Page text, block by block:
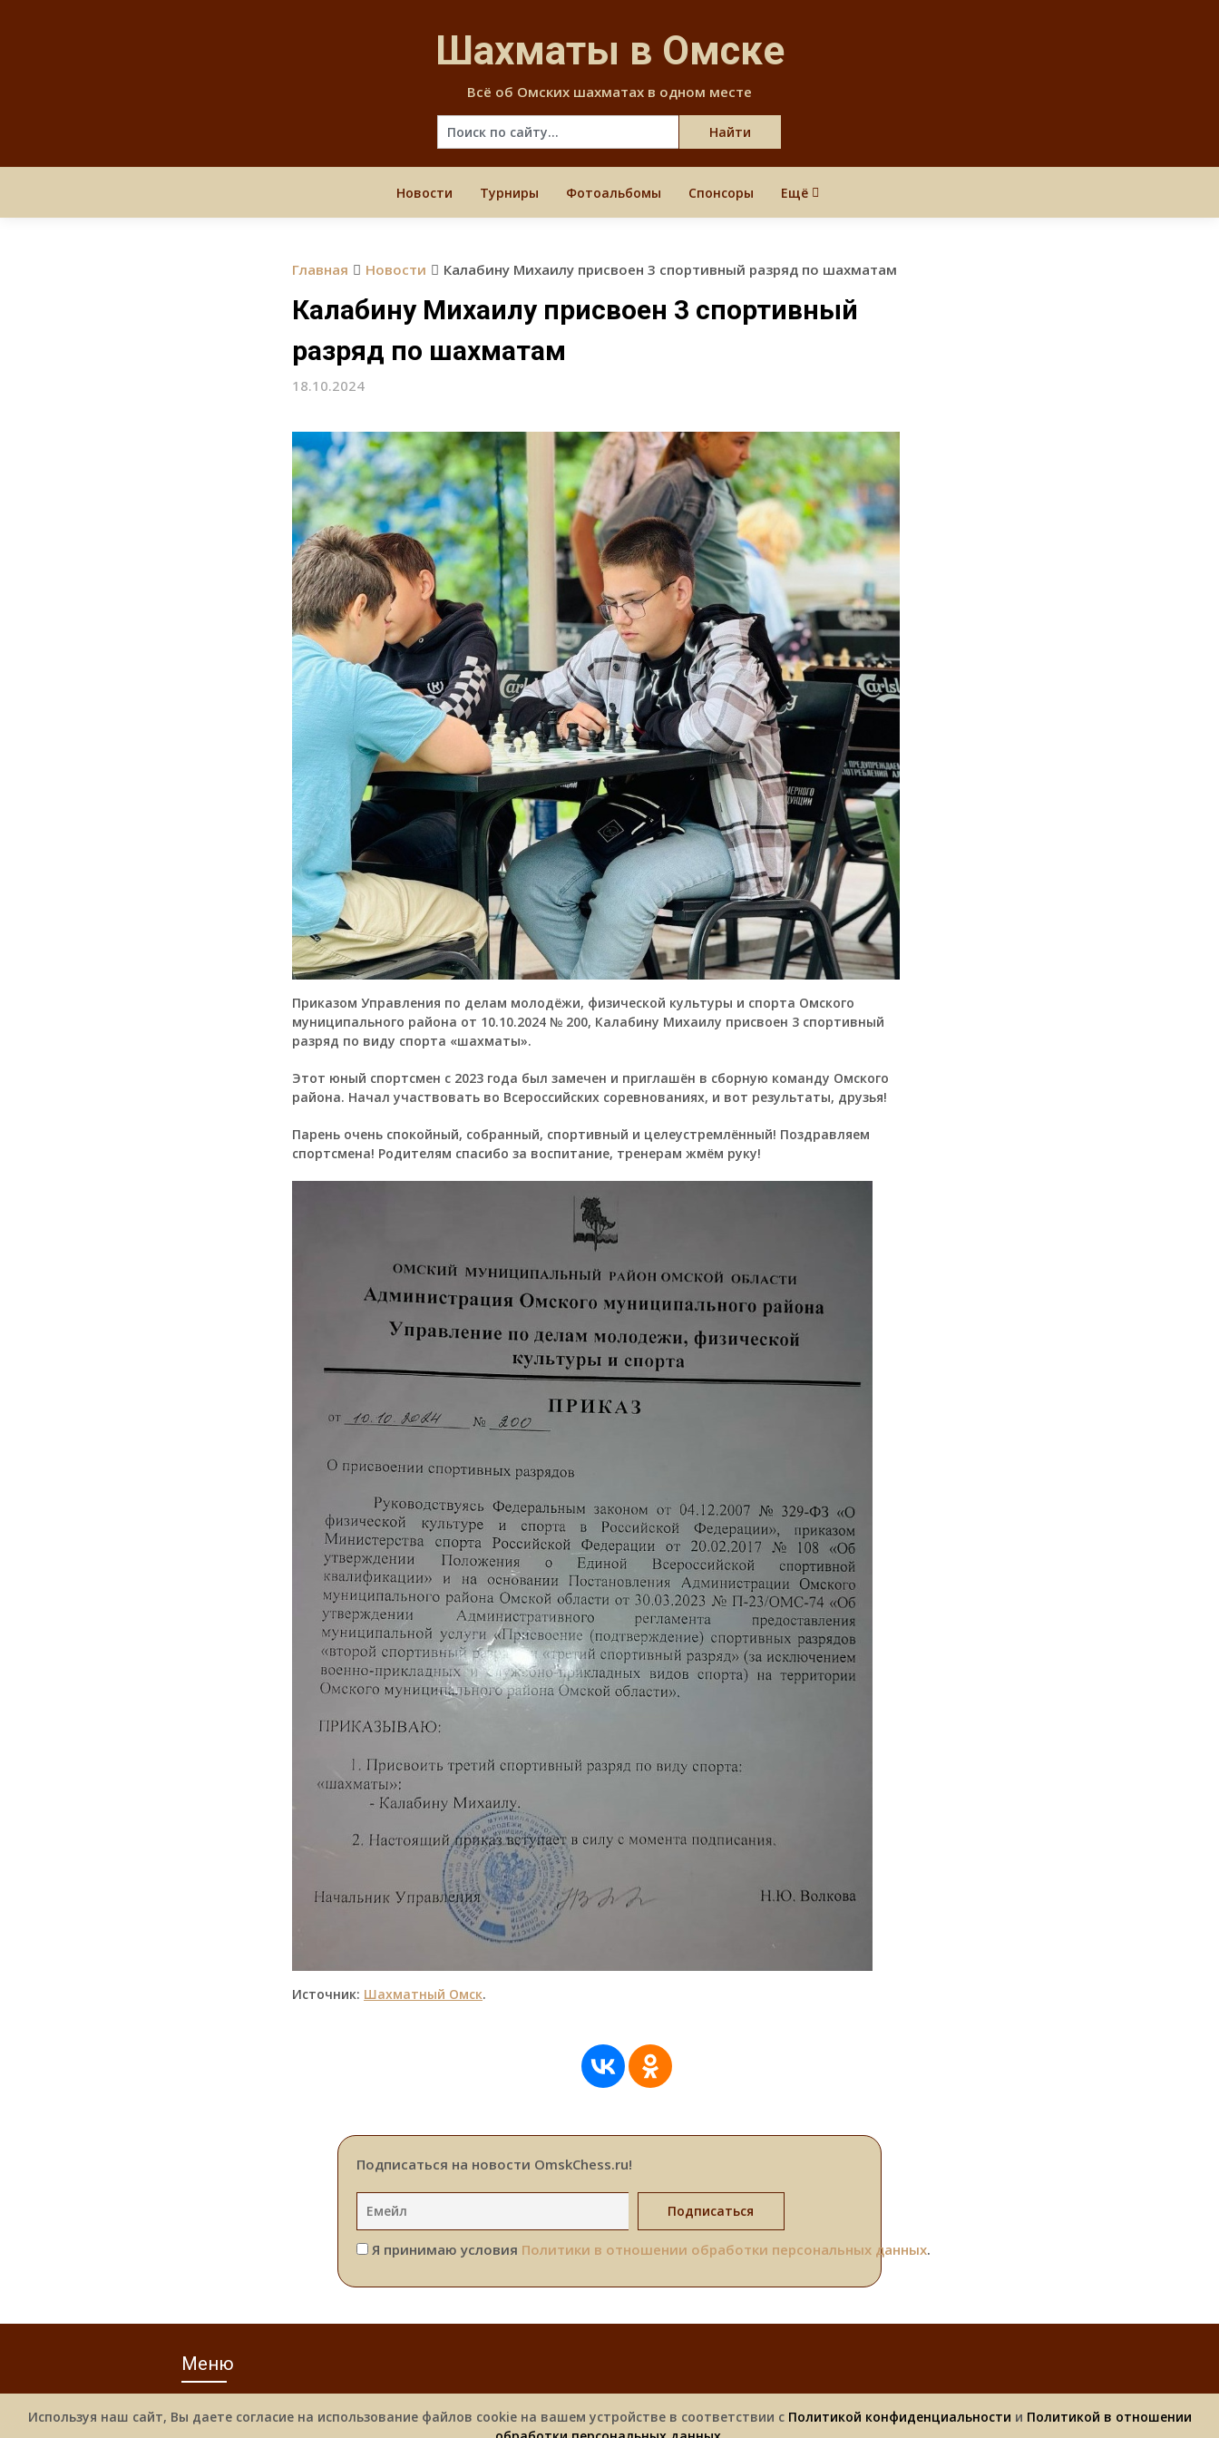
content
Шахматы в Омске
Всё об Омских шахматах в одном месте
Новости Турниры Фотоальбомы Спонсоры Ещё
Главная Новости Калабину Михаилу присвоен 3 спортивный разряд по шахматам
Калабину Михаилу присвоен 3 спортивный
разряд по шахматам
18.10.2024
Приказом Управления по делам молодёжи, физической культуры и спорта Омского
муниципального района от 10.10.2024 № 200, Калабину Михаилу присвоен 3 спортивный
разряд по виду спорта «шахматы».
Этот юный спортсмен с 2023 года был замечен и приглашён в сборную команду Омского
района. Начал участвовать во Всероссийских соревнованиях, и вот результаты, друзья!
Парень очень спокойный, собранный, спортивный и целеустремлённый! Поздравляем
спортсмена! Родителям спасибо за воспитание, тренерам жмём руку!
Источник: Шахматный Омск.
Подписаться на новости OmskChess.ru!
Я принимаю условия Политики в отношении обработки персональных данных.
Меню
Новости Фотоальбомы
Используя наш сайт, Вы даете согласие на использование файлов cookie на вашем устройстве в соответствии с Политикой конфиденциальности и Политикой в отношении